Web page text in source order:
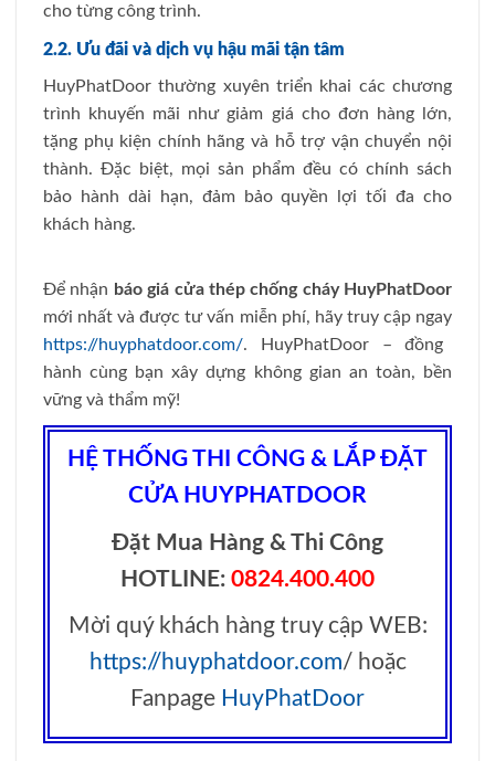
cho từng công trình.
2.2. Ưu đãi và dịch vụ hậu mãi tận tâm
HuyPhatDoor thường xuyên triển khai các chương
trình khuyến mãi như giảm giá cho đơn hàng lớn,
tặng phụ kiện chính hãng và hỗ trợ vận chuyển nội
thành. Đặc biệt, mọi sản phẩm đều có chính sách
bảo hành dài hạn, đảm bảo quyền lợi tối đa cho
khách hàng.
Để nhận báo giá cửa thép chống cháy HuyPhatDoor
mới nhất và được tư vấn miễn phí, hãy truy cập ngay
https://huyphatdoor.com/. HuyPhatDoor – đồng
hành cùng bạn xây dựng không gian an toàn, bền
vững và thẩm mỹ!
HỆ THỐNG THI CÔNG & LẮP ĐẶT
CỬA HUYPHATDOOR
Đặt Mua Hàng & Thi Công
HOTLINE: 0824.400.400
Mời quý khách hàng truy cập WEB:
https://huyphatdoor.com/ hoặc
Fanpage HuyPhatDoor